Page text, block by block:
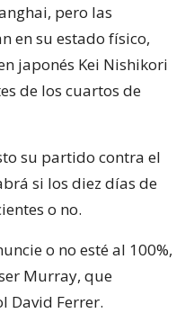
pero las
en su estado físico,
japonés Kei Nishikori
de los cuartos de
su partido contra el
si los diez días de
o no.
o no esté al 100%,
Murray, que
David Ferrer.